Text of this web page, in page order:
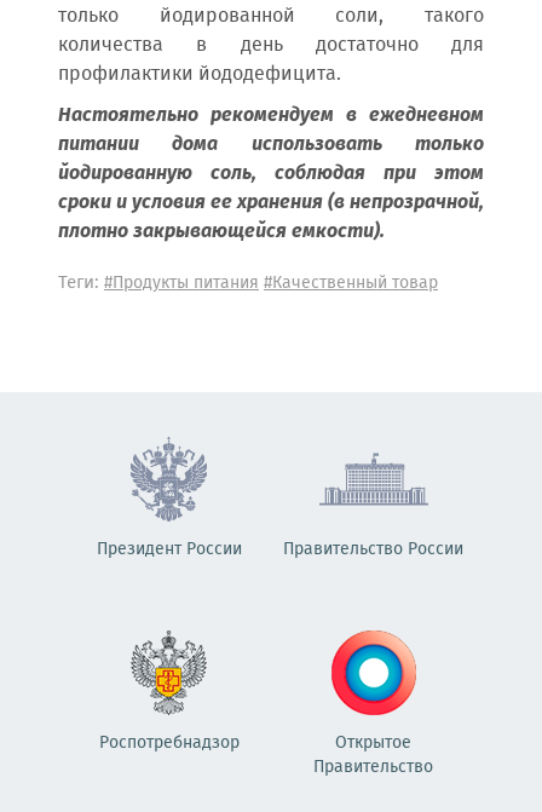
только йодированной соли, такого
количества в день достаточно для
профилактики йододефицита.
Настоятельно рекомендуем в ежедневном
питании дома использовать только
йодированную соль, соблюдая при этом
сроки и условия ее хранения (в непрозрачной,
плотно закрывающейся емкости).
Теги: #Продукты питания#Качественный товар
Президент России Правительство России
Роспотребнадзор
Открытое
Правительство